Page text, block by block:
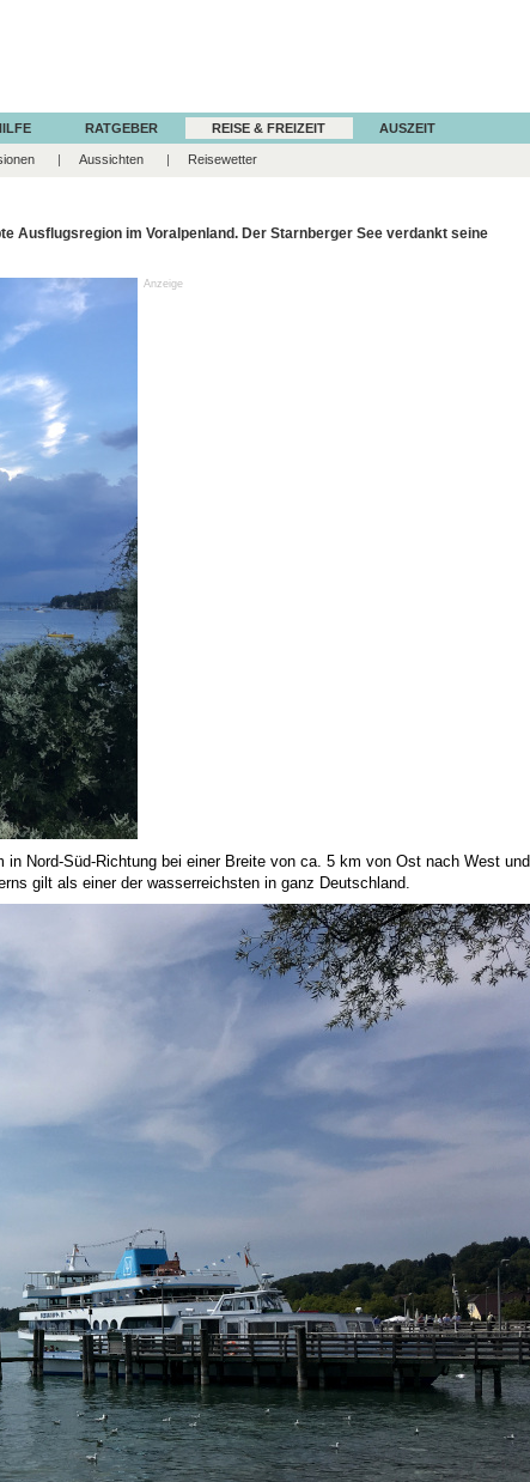
RATGEBER REISE & FREIZEIT AUSZEIT
Aussichten Reisewetter
Ausflugsregion im Voralpenland. Der Starnberger See verdankt seine
Anzeige
Nord-Süd-Richtung bei einer Breite von ca. 5 km von Ost nach West und
gilt als einer der wasserreichsten in ganz Deutschland.